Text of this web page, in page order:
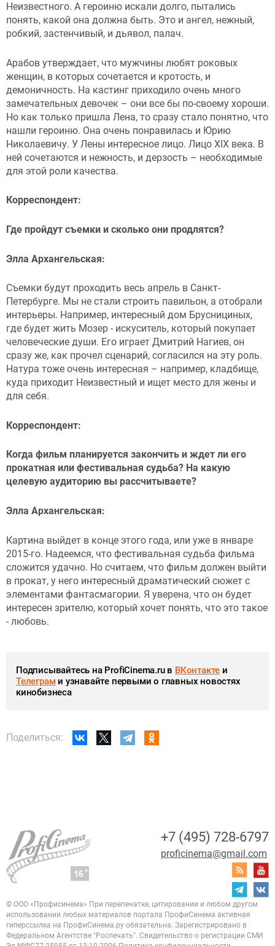
Неизвестного. А героиню искали долго, пытались
понять, какой она должна быть. Это и ангел, нежный,
робкий, застенчивый, и дьявол, палач.
Арабов утверждает, что мужчины любят роковых
женщин, в которых сочетается и кротость, и
демоничность. На кастинг приходило очень много
замечательных девочек – они все бы по-своему хороши.
Но как только пришла Лена, то сразу стало понятно, что
нашли героиню. Она очень понравилась и Юрию
Николаевичу. У Лены интересное лицо. Лицо XIX века. В
ней сочетаются и нежность, и дерзость – необходимые
для этой роли качества.
Корреспондент:
Где пройдут съемки и сколько они продлятся?
Элла Архангельская:
Съемки будут проходить весь апрель в Санкт-
Петербурге. Мы не стали строить павильон, а отобрали
интерьеры. Например, интересный дом Бруснициных,
где будет жить Мозер - искуситель, который покупает
человеческие души. Его играет Дмитрий Нагиев, он
сразу же, как прочел сценарий, согласился на эту роль.
Натура тоже очень интересная – например, кладбище,
куда приходит Неизвестный и ищет место для жены и
для себя.
Корреспондент:
Когда фильм планируется закончить и ждет ли его
прокатная или фестивальная судьба? На какую
целевую аудиторию вы рассчитываете?
Элла Архангельская:
Картина выйдет в конце этого года, или уже в январе
2015-го. Надеемся, что фестивальная судьба фильма
сложится удачно. Но считаем, что фильм должен выйти
в прокат, у него интересный драматический сюжет с
элементами фантасмагории. Я уверена, что он будет
интересен зрителю, который хочет понять, что это такое
- любовь.
Подписывайтесь на ProfiCinema.ru в ВКонтакте и
Телеграми узнавайте первыми о главных новостях
кинобизнеса
Поделиться:
+7 (495) 728-6797
proficinema@gmail.com
© ООО «Профисинема» При перепечатке, цитировании и любом другом
использовании любых материалов портала ПрофиСинема активная
гиперссылка на ПрофиСинема.ру обязательна. Зарегистрировано в
Федеральном Агентстве "Роспечать". Свидетельство о регистрации СМИ